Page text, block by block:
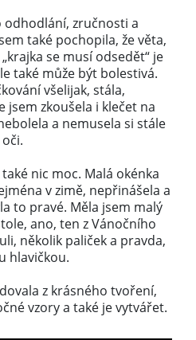
odhodlání, zručnosti a
také pochopila, že věta,
se musí odsedět“ je
také může být bolestivá.
všelijak, stála,
jsem zkoušela i klečet na
a nemusela si stále
nic moc. Malá okénka
v zimě, nepřinášela a
to pravé. Měla jsem malý
ano, ten z Vánočního
několik paliček a pravda,
hlavičkou.
z krásného tvoření,
vzory a také je vytvářet.